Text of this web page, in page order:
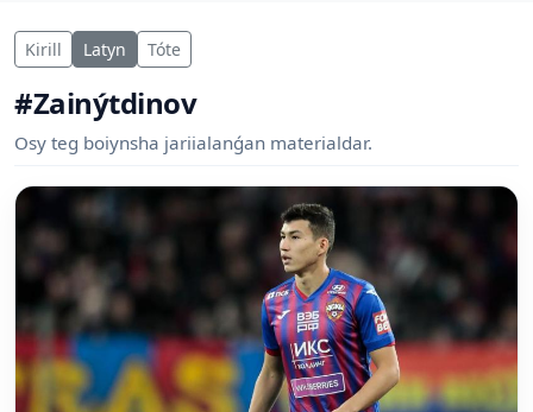
Kirill Latyn Tóte
#Zainýtdinov
Osy teg boiynsha jariialanǵan materialdar.